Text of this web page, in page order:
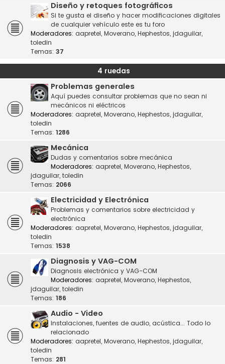
Diseño y retoques fotográficos
Si te gusta el diseño y hacer modificaciones digitales
de cualquier vehículo este es tu foro
Moderadores: aapretel, Moverano, Hephestos, jdaguilar,
toledin
Temas: 37
4 ruedas
Problemas generales
Aquí puedes consultar problemas que no sean ni
mecánicos ni eléctricos
Moderadores: aapretel, Moverano, Hephestos, jdaguilar,
toledin
Temas: 1286
Mecánica
Dudas y comentarios sobre mecánica
Moderadores: aapretel, Moverano, Hephestos,
jdaguilar, toledin
Temas: 2066
Electricidad y Electrónica
Problemas y comentarios sobre electricidad y
electrónica
Moderadores: aapretel, Moverano, Hephestos, jdaguilar,
toledin
Temas: 1538
Diagnosis y VAG-COM
Diagnosis electrónica y VAG-COM
Moderadores: aapretel, Moverano, Hephestos,
jdaguilar, toledin
Temas: 186
Audio - Video
Instalaciones, fuentes de audio, acústica... Todo lo
relacionado
Moderadores: aapretel, Moverano, Hephestos, jdaguilar,
toledin
Temas: 281